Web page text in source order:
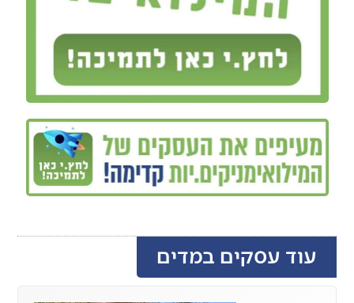
עוד עסקים במדים